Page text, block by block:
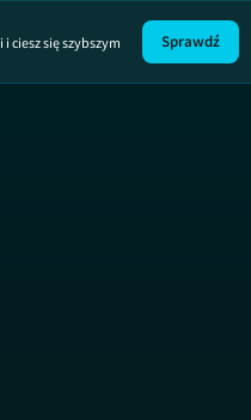
Druga twarz
ciesz się szybszym
Sprawdź